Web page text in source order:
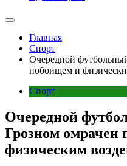
Главная
Спорт
Очередной
побоищем и
Спорт
Очередной
Грозном омрачен
физическим